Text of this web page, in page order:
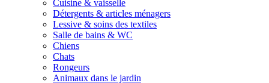
Cuisine & vaisselle
Détergents & articles ménagers
Lessive & soins des textiles
Salle de bains & WC
Chiens
Chats
Rongeurs
Animaux dans le jardin